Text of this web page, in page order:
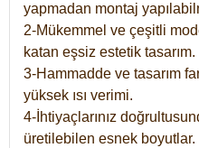
yapmadan montaj
2-Mükemmel ve çeşitli
katan eşsiz estetik tasarım.
3-Hammadde ve tasarım
yüksek ısı verimi.
4-İhtiyaçlarınız
üretilebilen esnek boyutlar.